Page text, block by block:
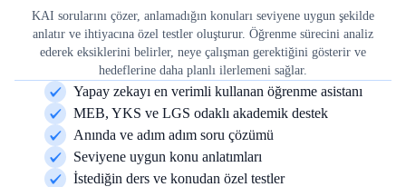
KAI sorularını çözer, anlamadığın konuları seviyene uygun şekilde
anlatır ve ihtiyacına özel testler oluşturur. Öğrenme sürecini analiz
ederek eksiklerini belirler, neye çalışman gerektiğini gösterir ve
hedeflerine daha planlı ilerlemeni sağlar.
Yapay zekayı en verimli kullanan öğrenme asistanı
MEB, YKS ve LGS odaklı akademik destek
Anında ve adım adım soru çözümü
Seviyene uygun konu anlatımları
İstediğin ders ve konudan özel testler